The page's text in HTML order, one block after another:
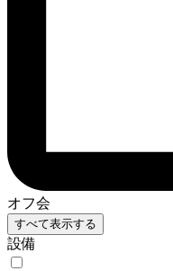
オフ会
すべて表示する
設備